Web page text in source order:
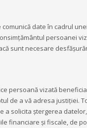
date în cadrul
persoanei
sunt necesare
persoană vizată
de a vă adresa justiției.
a solicita ștergerea
financiare și fiscale, de